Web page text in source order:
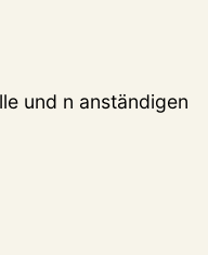
und n anständigen